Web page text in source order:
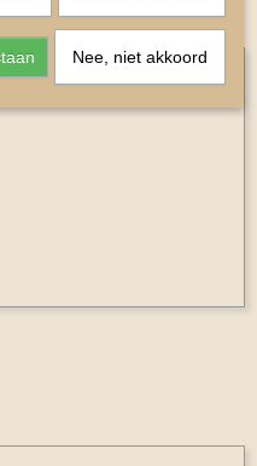
Nee, niet akkoord